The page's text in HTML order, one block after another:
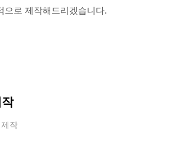
으로 제작해드리겠습니다.
작